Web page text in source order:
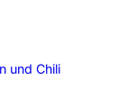
und Chili